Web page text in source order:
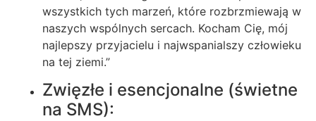
wszystkich tych marzeń, które rozbrzmiewają w
naszych wspólnych sercach. Kocham Cię, mój
najlepszy przyjacielu i najwspanialszy człowieku
na tej ziemi.”
Zwięzłe i esencjonalne (świetne
na SMS):